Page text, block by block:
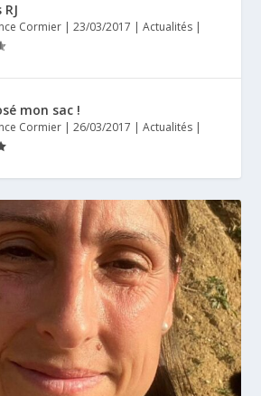
Cormier |23/03/2017 |Actualités |
mon sac !
Cormier |26/03/2017 |Actualités |